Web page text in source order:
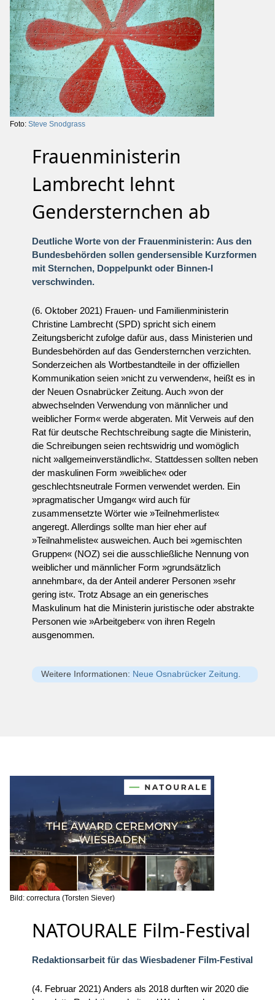
Foto: Steve Snodgrass
Frauenministerin
Lambrecht lehnt
Gendersternchen ab
Deutliche Worte von der Frauenministerin: Aus den
Bundesbehörden sollen gendersensible Kurzformen
mit Sternchen, Doppelpunkt oder Binnen-I
verschwinden.
(6. Oktober 2021) Frauen- und Familienministerin
Christine Lambrecht (SPD) spricht sich einem
Zeitungsbericht zufolge dafür aus, dass Ministerien und
Bundesbehörden auf das Gendersternchen verzichten.
Sonderzeichen als Wortbestandteile in der offiziellen
Kommunikation seien »nicht zu verwenden«, heißt es in
der Neuen Osnabrücker Zeitung. Auch »von der
abwechselnden Verwendung von männlicher und
weiblicher Form« werde abgeraten. Mit Verweis auf den
Rat für deutsche Rechtschreibung sagte die Ministerin,
die Schreibungen seien rechtswidrig und womöglich
nicht »allgemeinverständlich«. Stattdessen sollten neben
der maskulinen Form »weibliche« oder
geschlechtsneutrale Formen verwendet werden. Ein
»pragmatischer Umgang« wird auch für
zusammensetzte Wörter wie »Teilnehmerliste«
angeregt. Allerdings sollte man hier eher auf
»Teilnahmeliste« ausweichen. Auch bei »gemischten
Gruppen« (NOZ) sei die ausschließliche Nennung von
weiblicher und männlicher Form »grundsätzlich
annehmbar«, da der Anteil anderer Personen »sehr
gering ist«. Trotz Absage an ein generisches
Maskulinum hat die Ministerin juristische oder abstrakte
Personen wie »Arbeitgeber« von ihren Regeln
ausgenommen.
Weitere Informationen: Neue Osnabrücker Zeitung.
Bild: correctura (Torsten Siever)
NATOURALE Film-Festival
Redaktionsarbeit für das Wiesbadener Film-Festival
(4. Februar 2021) Anders als 2018 durften wir 2020 die